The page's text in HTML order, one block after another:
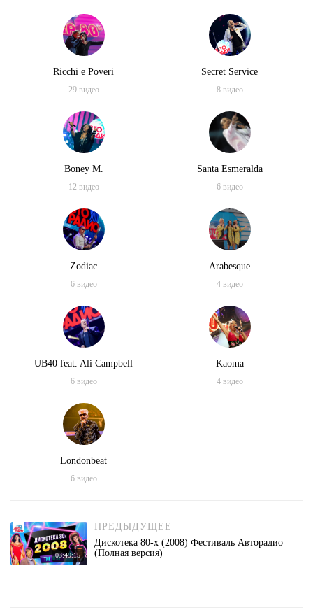
TOP HITS OF THE DISCO 80’s: UB40, Alphaville, Smokie, Dschinghis
Ricchi e Poveri
29видео
Secret Service
8видео
Boney M.
12видео
Santa Esmeralda
6видео
Zodiac
6видео
Arabesque
4видео
UB40 feat. Ali Campbell
6видео
Kaoma
4видео
Londonbeat
6видео
03:49:15
ПРЕДЫДУЩЕЕ
Дискотека 80-х (2008) Фестиваль Авторадио
(Полная версия)